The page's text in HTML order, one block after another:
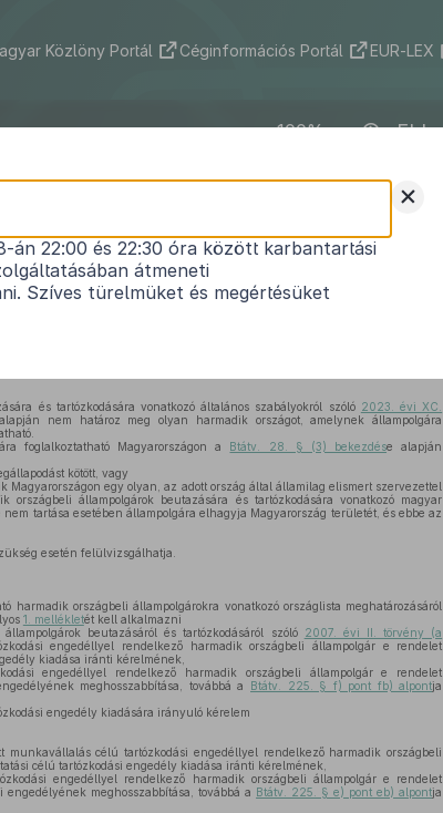
Közlöny Portál Céginformációs Portál EUR-LEX
ELI
Korm. rendelet
történő foglalkoztatásáról
2026. 06. 06. –
és tartózkodására vonatkozó általános szabályokról szóló 2023. évi XC.
nem határoz meg olyan harmadik országot, amelynek állampolgára
foglalkoztatható Magyarországon a Btátv. 28. § (3) bekezdése alapján
kötött, vagy
egy olyan, az adott ország által államilag elismert szervezettel
állampolgárok beutazására és tartózkodására vonatkozó magyar
tartása esetében állampolgára elhagyja Magyarország területét, és ebbe az
esetén felülvizsgálhatja.
harmadik országbeli állampolgárokra vonatkozó országlista meghatározásáról
1. mellékletét kell alkalmazni
beutazásáról és tartózkodásáról szóló 2007. évi II. törvény (a
engedéllyel rendelkező harmadik országbeli állampolgár e rendelet
kiadása iránti kérelmének,
engedéllyel rendelkező harmadik országbeli állampolgár e rendelet
meghosszabbítása, továbbá a Btátv. 225. § f) pont fb) alpontja
engedély kiadására irányuló kérelem
munkavállalás célú tartózkodási engedéllyel rendelkező harmadik országbeli
célú tartózkodási engedély kiadása iránti kérelmének,
engedéllyel rendelkező harmadik országbeli állampolgár e rendelet
meghosszabbítása, továbbá a Btátv. 225. § e) pont eb) alpontja
+
án 22:00 és 22:30 óra között karbantartási
átmeneti
Szíves türelmüket és megértésüket